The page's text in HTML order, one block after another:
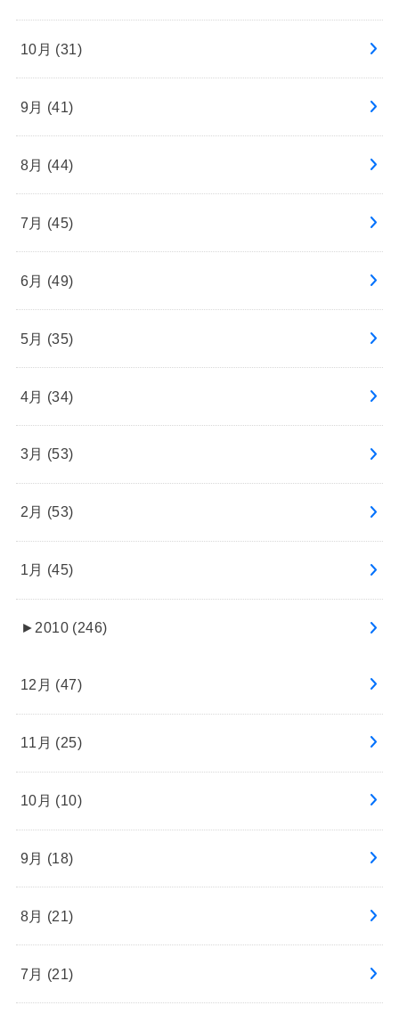
10月 (31)
9月 (41)
8月 (44)
7月 (45)
6月 (49)
5月 (35)
4月 (34)
3月 (53)
2月 (53)
1月 (45)
► 2010 (246)
12月 (47)
11月 (25)
10月 (10)
9月 (18)
8月 (21)
7月 (21)